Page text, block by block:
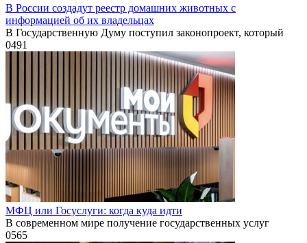
В России создадут реестр домашних животных с
информацией об их владельцах
В Государственную Думу поступил законопроект, который
0491
МФЦ или Госуслуги: когда куда идти
В современном мире получение государственных услуг
0565